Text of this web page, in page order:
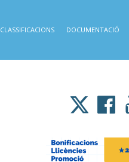
CLASSIFICACIONS DOCUMENTACIÓ